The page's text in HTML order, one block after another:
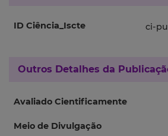
ID Ciência_Iscte ci-
Outros Detalhes da
Avaliado Cientificamente
Meio de Divulgação